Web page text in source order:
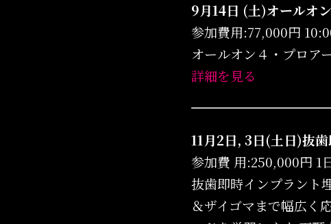
9月14日 (土)オールオ
参加費用:77,000円
オールオン４・プロア
詳細を見る
11月2日, 3日(土日)抜
参加費 用:250,000円 1
抜歯即時インプラント
＆ザイゴマまで幅広く